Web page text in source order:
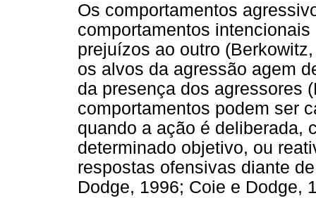
Os comportamentos
comportamentos
prejuízos ao outro
os alvos da agressão agem
da presença dos agressores
comportamentos podem ser
quando a ação é deliberada,
determinado objetivo, ou
respostas ofensivas diante
Dodge, 1996; Coie e Dodge,